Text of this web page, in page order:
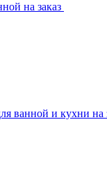
на заказ
ванной и кухни на